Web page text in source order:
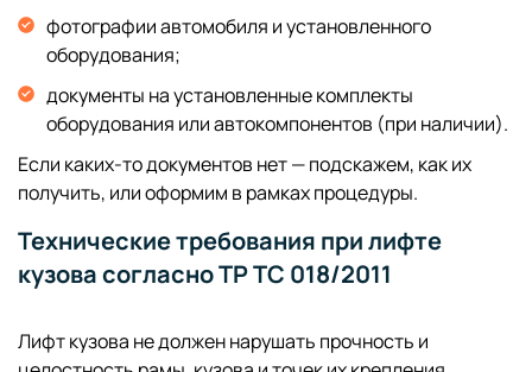
фотографии автомобиля и установленного
оборудования;
документы на установленные комплекты
оборудования или автокомпонентов (при наличии).
Если каких-то документов нет — подскажем, как их
получить, или оформим в рамках процедуры.
Технические требования при лифте
кузова согласно ТР ТС 018/2011
Лифт кузова не должен нарушать прочность и